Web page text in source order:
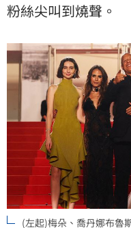
粉絲尖叫到燒聲。
(左起)梅朵、喬丹娜布魯